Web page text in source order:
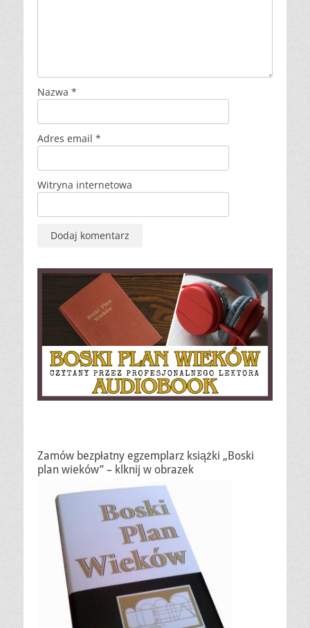
Nazwa *
Adres email *
Witryna internetowa
Zamów bezpłatny egzemplarz książki „Boski
plan wieków” – klknij w obrazek